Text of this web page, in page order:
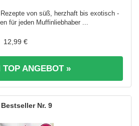
von süß, herzhaft bis exotisch -
für jeden Muffinliebhaber ...
12,99 €
TOP ANGEBOT »
9